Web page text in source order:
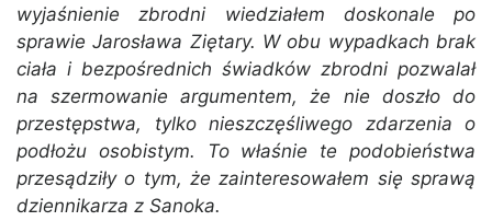
wyjaśnienie zbrodni wiedziałem doskonale po
sprawie Jarosława Ziętary. W obu wypadkach brak
ciała i bezpośrednich świadków zbrodni pozwalał
na szermowanie argumentem, że nie doszło do
przestępstwa, tylko nieszczęśliwego zdarzenia o
podłożu osobistym. To właśnie te podobieństwa
przesądziły o tym, że zainteresowałem się sprawą
dziennikarza z Sanoka.